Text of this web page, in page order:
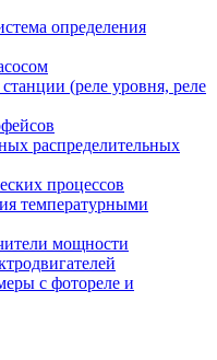
определения
(реле уровня, реле
распределительных
процессов
температурными
мощности
с фотореле и